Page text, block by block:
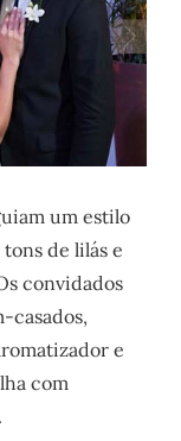
um estilo
de lilás e
convidados
casados,
e
com